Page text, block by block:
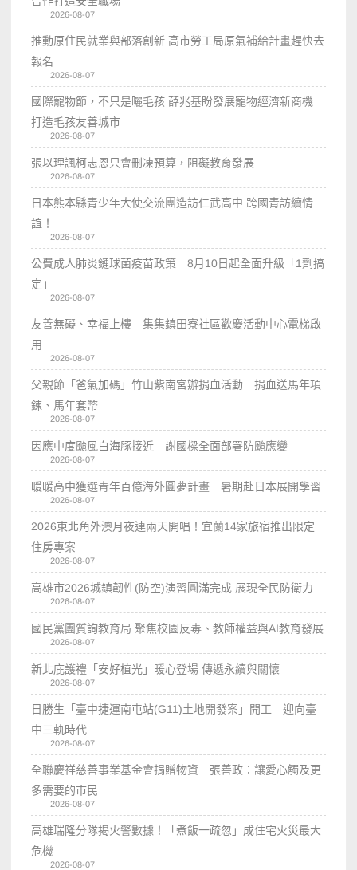
2026-08-07
推動原住民就業與部落創新 高市勞工局原氣補給計畫趕快去
報名
2026-08-07
國際寵物節，不只是曬毛孩 薛兆基盼發展寵物經濟新商機
打造毛孩友善城市
2026-08-07
張以理諷柯志恩只會刪凍預算，阻礙教育發展
2026-08-07
日本熊本縣青少年大使交流團造訪仁武高中 跨國青訪續情
誼！
2026-08-07
公費成人肺炎鏈球菌疫苗政策 8月10日起全面升級「1劑搞
定」
2026-08-07
友善無礙、幸福上樓 集集鎮田寮社區歡慶活動中心電梯啟
用
2026-08-07
父親節「爸氣加碼」竹山紫南宮辦捐血活動 捐血送馬年項
鍊、馬年套幣
2026-08-07
因應中度颱風白海豚接近 謝國樑全面部署防颱應變
2026-08-07
暖暖高中獲選青年百億海外圓夢計畫 暑期赴日本展開學習
2026-08-07
2026東北角外澳月夜連兩天開唱！宜蘭14家旅宿推出限定
住房專案
2026-08-07
高雄市2026城鎮韌性(防空)演習圓滿完成 展現全民防衛力
2026-08-07
國民黨團質詢教育局 聚焦校園反毒、教師權益與AI教育發展
2026-08-07
新北庇護禮「安好植光」暖心登場 傳遞永續與關懷
2026-08-07
日勝生「臺中捷運南屯站(G11)土地開發案」開工 迎向臺
中三軌時代
2026-08-07
全聯慶祥慈善事業基金會捐贈物資 張善政：讓愛心觸及更
多需要的市民
2026-08-07
高雄瑞隆分隊揭火警數據！「煮飯一疏忽」成住宅火災最大
危機
2026-08-07